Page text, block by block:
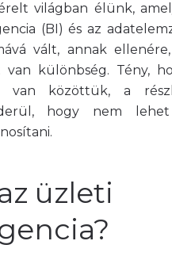
világban élünk,
(BI) és az
vált, annak
különbség. Tény,
van közöttük, a
hogy nem
üzleti